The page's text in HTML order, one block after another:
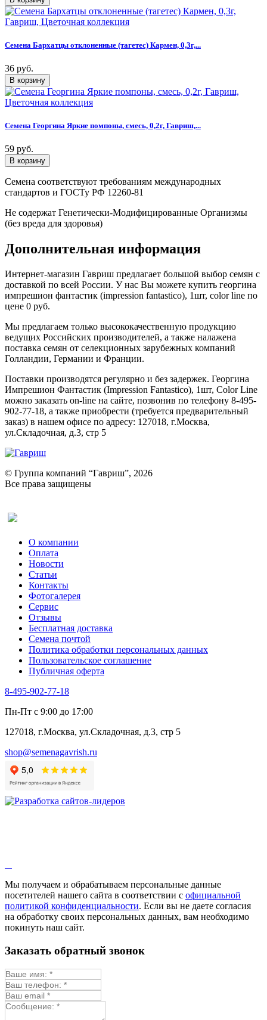
Семена Бархатцы отклоненные (тагетес) Кармен, 0,3г,...
36 руб.
Семена Георгина Яркие помпоны, смесь, 0,2г, Гавриш,...
59 руб.
Семена соответствуют требованиям международных
стандартов и ГОСТу РФ 12260-81
Не содержат Генетически-Модифицированные Организмы
(без вреда для здоровья)
Дополнительная информация
Интернет-магазин Гавриш предлагает большой выбор семян с
доставкой по всей России. У нас Вы можете купить георгина
импрешион фантастик (impression fantastico), 1шт, color line по
цене 0 руб.
Мы предлагаем только высококачественную продукцию
ведущих Российских производителей, а также налажена
поставка семян от селекционных зарубежных компаний
Голландии, Германии и Франции.
Поставки производятся регулярно и без задержек. Георгина
Импрешион Фантастик (Impression Fantastico), 1шт, Color Line
можно заказать on-line на сайте, позвонив по телефону 8-495-
902-77-18, а также приобрести (требуется предварительный
заказ) в нашем офисе по адресу: 127018, г.Москва,
ул.Складочная, д.3, стр 5
© Группа компаний “Гавриш”, 2026
Все права защищены
О компании
Оплата
Новости
Статьи
Контакты
Фотогалерея​
Сервис
Отзывы
Бесплатная доставка
Семена почтой
Политика обработки персональных данных
Пользовательское соглашение
Публичная оферта
8-495-902-77-18
Пн-Пт с 9:00 до 17:00
127018, г.Москва, ул.Складочная, д.3, стр 5
shop@semenagavrish.ru
Мы получаем и обрабатываем персональные данные
посетителей нашего сайта в соответствии с официальной
политикой конфиденциальности. Если вы не даете согласия
на обработку своих персональных данных, вам необходимо
покинуть наш сайт.
Заказать обратный звонок